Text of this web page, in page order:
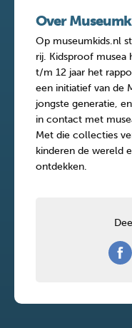
Over
Op museumkids.nl
rij. Kidsproof musea
t/m 12 jaar het
een initiatief van de
jongste generatie,
in contact met
Met die collecties
kinderen de wereld
ontdekken.